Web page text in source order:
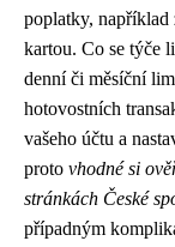
poplatky, například
kartou. Co se týče
denní či měsíční
hotovostních
vašeho účtu a
proto vhodné si
stránkách České
případným